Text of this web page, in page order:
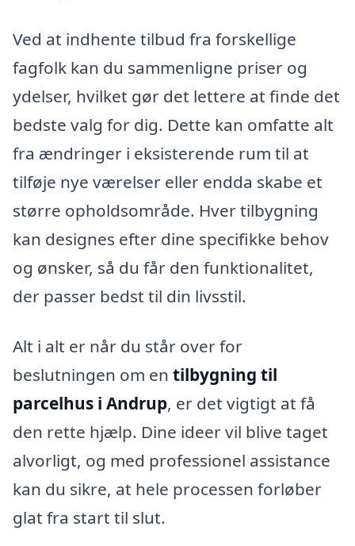
Ved at indhente tilbud fra forskellige
fagfolk kan du sammenligne priser og
ydelser, hvilket gør det lettere at finde det
bedste valg for dig. Dette kan omfatte alt
fra ændringer i eksisterende rum til at
tilføje nye værelser eller endda skabe et
større opholdsområde. Hver tilbygning
kan designes efter dine specifikke behov
og ønsker, så du får den funktionalitet,
der passer bedst til din livsstil.
Alt i alt er når du står over for
beslutningen om en tilbygning til
parcelhus i Andrup, er det vigtigt at få
den rette hjælp. Dine ideer vil blive taget
alvorligt, og med professionel assistance
kan du sikre, at hele processen forløber
glat fra start til slut.